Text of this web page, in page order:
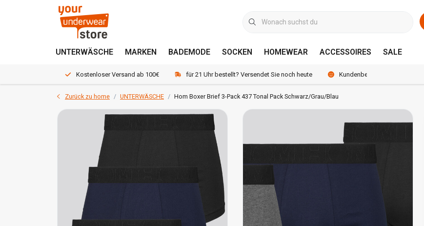
UNTERWÄSCHE MARKEN BADEMODE SOCKEN HOMEWEAR ACCESSOIRES SALE
Kostenloser Versand ab 100€ für 21 Uhr bestellt? Versendet Sie noch heute Kundenbewertung 8.9 /10
Zurück zu home UNTERWÄSCHE Hom Boxer Brief 3-Pack 437 Tonal Pack Schwarz/Grau/Blau